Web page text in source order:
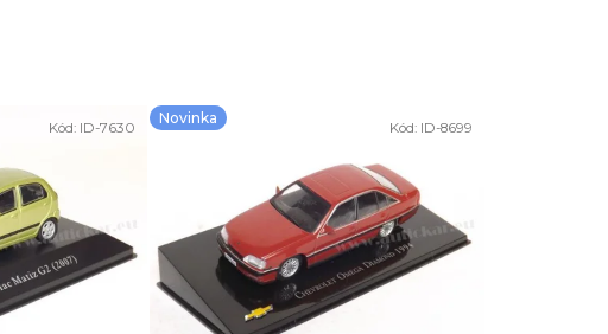
Kód: ID-7630
Novinka
Kód: ID-8699